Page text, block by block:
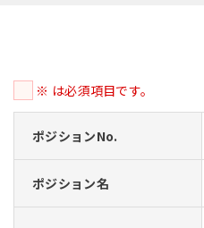
※ は必須項目です。
ポジションNo.
ポジション名